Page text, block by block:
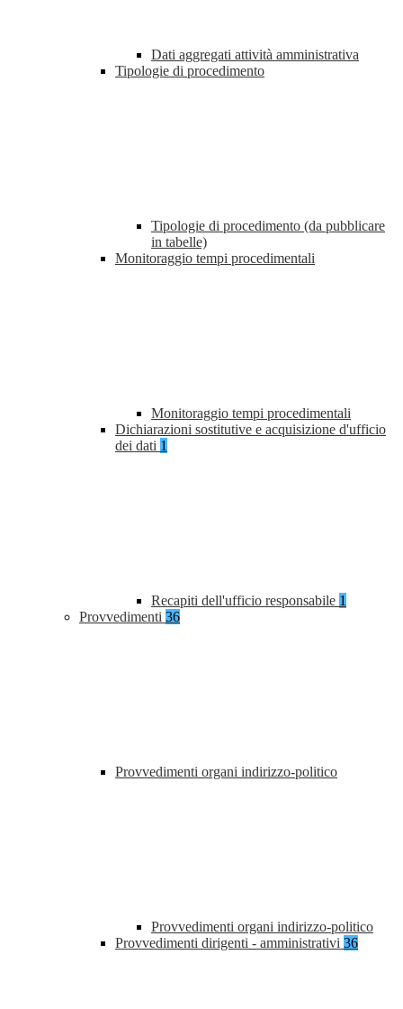
Dati aggregati attività amministrativa
Tipologie di procedimento
Tipologie di procedimento (da pubblicare
in tabelle)
Monitoraggio tempi procedimentali
Monitoraggio tempi procedimentali
Dichiarazioni sostitutive e acquisizione d'ufficio
dei dati 1
Recapiti dell'ufficio responsabile 1
Provvedimenti 36
Provvedimenti organi indirizzo-politico
Provvedimenti organi indirizzo-politico
Provvedimenti dirigenti - amministrativi 36